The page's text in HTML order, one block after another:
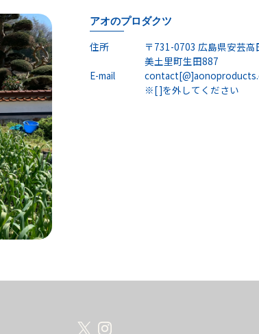
アオのプロダクツ
住所
〒731-0703 広島県安芸高
美土里町生田887
E-mail
※[ ]を外してください